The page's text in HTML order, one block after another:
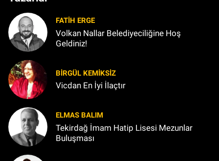
FATIH ERGE
Volkan Nallar Belediyeciliğine Hoş
Geldiniz!
BIRGÜL KEMİKSİZ
Vicdan En İyi İlaçtır
ELMAS BALIM
Tekirdağ İmam Hatip Lisesi Mezunlar
Buluşması